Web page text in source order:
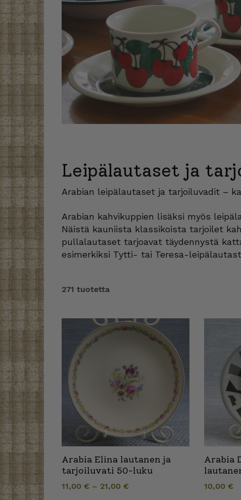
Leipälautaset ja
Arabian leipälautaset ja tarjoiluvadit –
Arabian kahvikuppien lisäksi myös
Näistä kauniista klassikoista tarjoilet
pullalautaset tarjoavat täydennystä
esimerkiksi Tytti- tai Teresa-
271 tuotetta
Arabia Elina lautanen ja
tarjoiluvati 50-luku
11,00 € – 21,00 €
Arabia
10,00€